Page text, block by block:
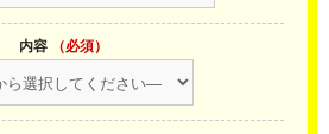
内容 （必須）